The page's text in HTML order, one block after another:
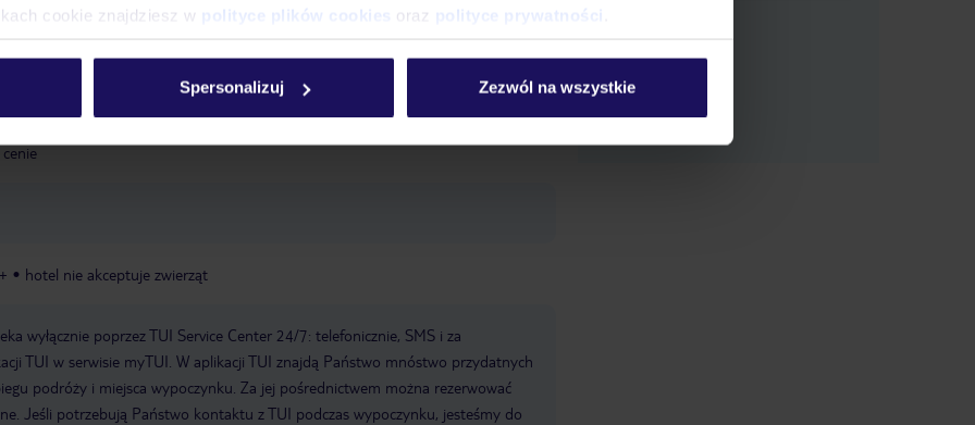
cookie znajdziesz w polityce plików cookies oraz polityce prywatności
Spersonalizuj Zezwól na wszystkie
hotel nie akceptuje zwierząt
wyłącznie poprzez TUI Service Center 24/7: telefonicznie, SMS i za
TUI w serwisie myTUI. W aplikacji TUI znajdą Państwo mnóstwo przydatnych
podróży i miejsca wypoczynku. Za jej pośrednictwem można rezerwować
Jeśli potrzebują Państwo kontaktu z TUI podczas wypoczynku, jesteśmy do